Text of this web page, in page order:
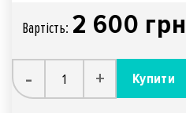
Вартiсть: 2 600 грн
- + Купити